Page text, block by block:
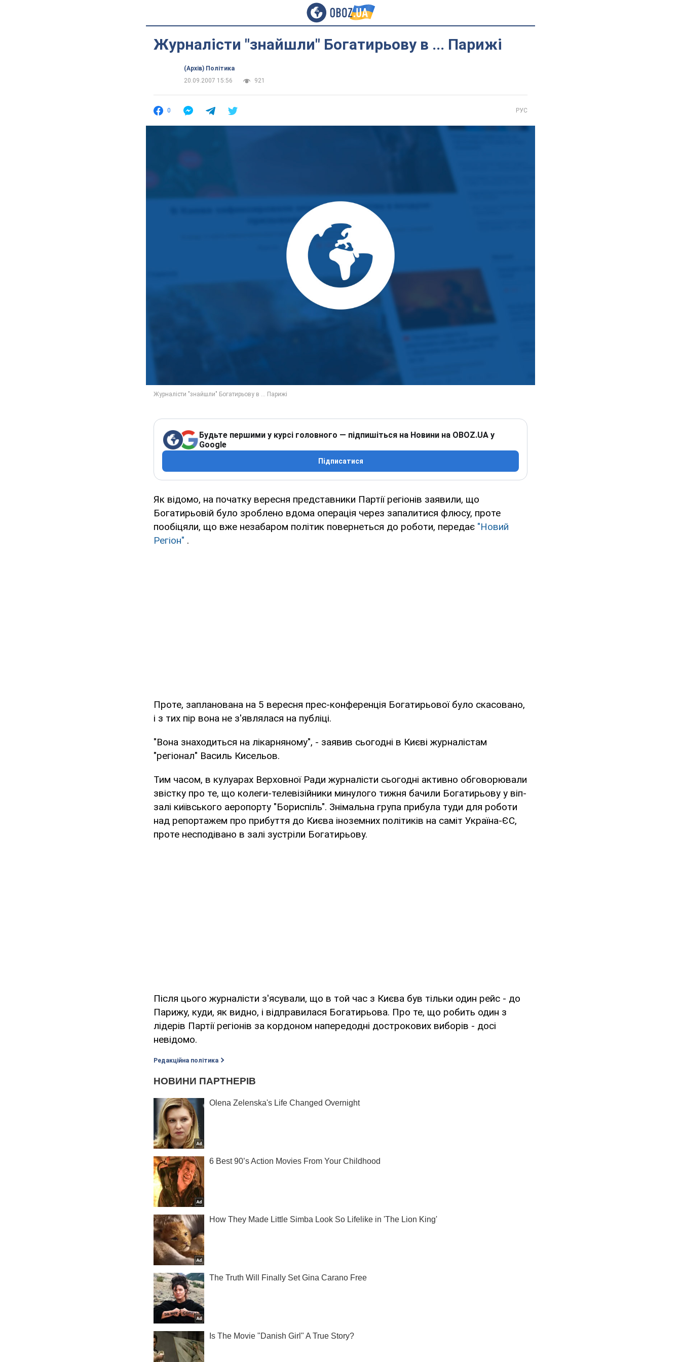
Журналісти "знайшли" Богатирьову в ... Парижі
(Архів) Політика
20.09.2007 15:56
921
0 РУС
Будьте першими у курсі головного — підпишіться на Новини на OBOZ.UA у
Google
Підписатися
Як відомо, на початку вересня представники Партії регіонів заявили, що
Богатирьовій було зроблено вдома операція через запалитися флюсу, проте
пообіцяли, що вже незабаром політик повернеться до роботи, передає "Новий
Регіон" .
Проте, запланована на 5 вересня прес-конференція Богатирьової було скасовано,
і з тих пір вона не з'являлася на публіці.
"Вона знаходиться на лікарняному", - заявив сьогодні в Києві журналістам
"регіонал" Василь Кисельов.
Тим часом, в кулуарах Верховної Ради журналісти сьогодні активно обговорювали
звістку про те, що колеги-телевізійники минулого тижня бачили Богатирьову у віп-
залі київського аеропорту "Бориспіль". Знімальна група прибула туди для роботи
над репортажем про прибуття до Києва іноземних політиків на саміт Україна-ЄС,
проте несподівано в залі зустріли Богатирьову.
Після цього журналісти з'ясували, що в той час з Києва був тільки один рейс - до
Парижу, куди, як видно, і відправилася Богатирьова. Про те, що робить один з
лідерів Партії регіонів за кордоном напередодні дострокових виборів - досі
невідомо.
Редакційна політика